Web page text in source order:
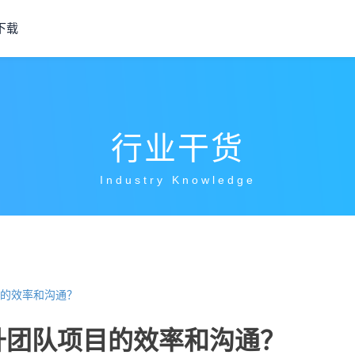
载
行业干货
Industry Knowledge
效率和沟通？
队项目的效率和沟通？